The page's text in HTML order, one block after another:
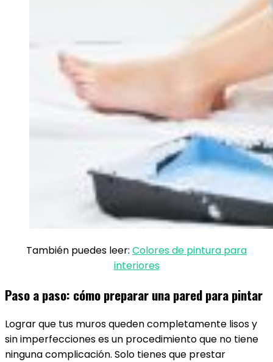
También puedes leer: Colores de pintura para
interiores
Paso a paso: cómo preparar una pared para pintar
Lograr que tus muros queden completamente lisos y
sin imperfecciones es un procedimiento que no tiene
ninguna complicación. Solo tienes que prestar